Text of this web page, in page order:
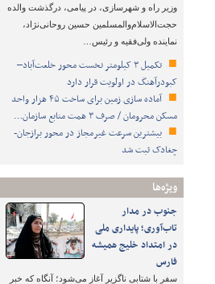
وزیر راه و شهرسازی، در پیامی، درگذشت والده
حجت‌الاسلام‌والمسلمین حسین روحانی‌نژاد،
نماینده ولی‌فقیه و رئیس…
تکمیل ۳ کیلومتر نخست محور خلعت‌آباد–
کبودرآهنگ در اولویت قرار دارد
آماده سازی زمین برای ساخت ۴۵ هزار واحد
مسکن محرومان / صرف ۳ همت منابع سازمان…
بیشترین سرعت غیرمجاز در محور برازجان-
چغادک ثبت شد
ویژه‌ها
جنوب در مدار
تاب‌آوری؛ پایداری ملی
در امتداد خلیج همیشه
فارس
سفر با شتابی ناگزیر آغاز می‌شود؛ آنگاه که خبر